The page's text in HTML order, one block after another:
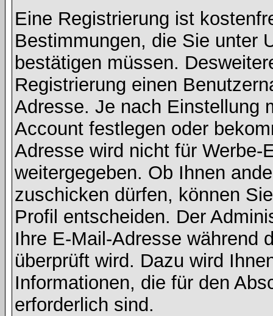
Eine Registrierung ist
Bestimmungen, die Sie unter
bestätigen müssen.
Registrierung einen
Adresse. Je nach Einstellung
Account festlegen oder
Adresse wird nicht für
weitergegeben. Ob Ihnen
zuschicken dürfen, können
Profil entscheiden. Der
Ihre E-Mail-Adresse während
überprüft wird. Dazu wird
Informationen, die für den
erforderlich sind.